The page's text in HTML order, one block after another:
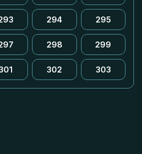
294 295
298 299
302 303